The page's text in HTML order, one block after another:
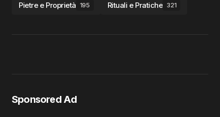
Pietre e Proprietà 195 Rituali e Pratiche 321
Sponsored Ad